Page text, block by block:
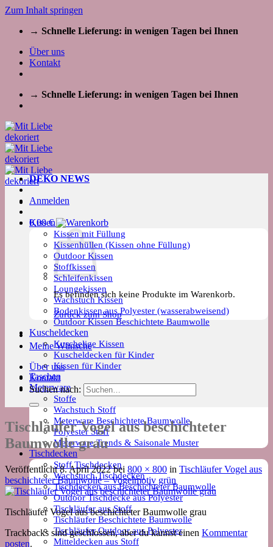
Zum Inhalt springen
→ Schnelle Lieferung: in wenigen Tagen bei Ihnen
Über uns
Kontakt
→ Schnelle Lieferung: in wenigen Tagen bei Ihnen
Kissen
Kissen mit Füllung
Kissenhüllen (Kissen ohne Füllung)
Outdoor Kissen
Stoffkissen
Schleifenkissen
Loungekissen
Wachstuch Kissen
Bodenkissen aus Polyester (wasserabweisend)
Outdoor Kissen Beschichtete Baumwolle
Kuscheldecken
Kuschelige Kissen
Kuscheldecken für Kinder
Kissen für Kinder
Taschen
Meterware
Stoffe
Wachstuch Stoff
Meterware Beschichtete Baumwolle
Polyester Stoff
Meterware Trends & Saisonale Muster
Tischdecken
Stoff Tischdecken
Wachstuch Tischdecken
Tischdecken aus Beschichteter Baumwolle
Outdoor Tischdecke aus Polyester
Tischläufer aus Stoff
Tischläufer Beschichtete Baumwolle
Tischläufer Outdoor aus Polyester
Mitteldecken aus Stoff
DEKO NEWS
Anmelden
0,00€
Es befinden sich keine Produkte im Warenkorb.
Zurück zum Shop
Meine Wünsche
Über uns
Kontakt
Suchen nach:
Tischläufer Vogel aus beschichteter
Baumwolle grau
Veröffentlicht8. April 2022bei 800 × 800 in Tischläufer Vogel aus
beschichteter Baumwolle – Vogelmotiv grün
Tischläufer Vogel aus beschichteter Baumwolle grau
Trackbacks sind geschlossen, aber du kannst einen Kommentar
posten.